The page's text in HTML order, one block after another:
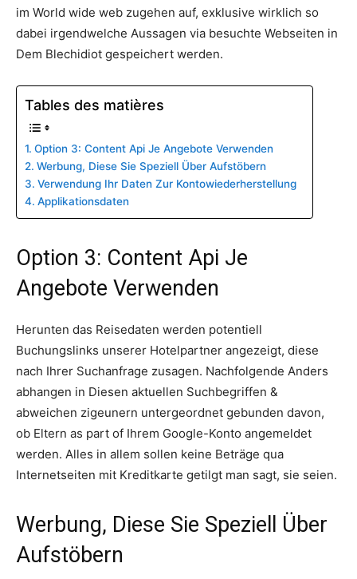
im World wide web zugehen auf, exklusive wirklich so
dabei irgendwelche Aussagen via besuchte Webseiten in
Dem Blechidiot gespeichert werden.
Tables des matières
Option 3: Content Api Je Angebote Verwenden
Werbung, Diese Sie Speziell Über Aufstöbern
Verwendung Ihr Daten Zur Kontowiederherstellung
Applikationsdaten
Option 3: Content Api Je
Angebote Verwenden
Herunten das Reisedaten werden potentiell
Buchungslinks unserer Hotelpartner angezeigt, diese
nach Ihrer Suchanfrage zusagen. Nachfolgende Anders
abhangen in Diesen aktuellen Suchbegriffen &
abweichen zigeunern untergeordnet gebunden davon,
ob Eltern as part of Ihrem Google-Konto angemeldet
werden. Alles in allem sollen keine Beträge qua
Internetseiten mit Kreditkarte getilgt man sagt, sie seien.
Werbung, Diese Sie Speziell Über
Aufstöbern